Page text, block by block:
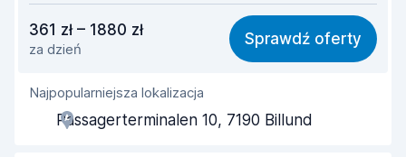
9,0
Łatwość znalezienia 8,8
Pomocność przedstawiciela
Szybkość odbioru
361 zł – 1880 zł
za dzień
Sprawdź oferty
Najpopularniejsza lokalizacja
Passagerterminalen 10, 7190 Billund